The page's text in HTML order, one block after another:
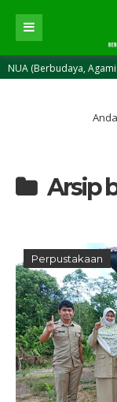
Agamis,
Arsip
Perpustakaan